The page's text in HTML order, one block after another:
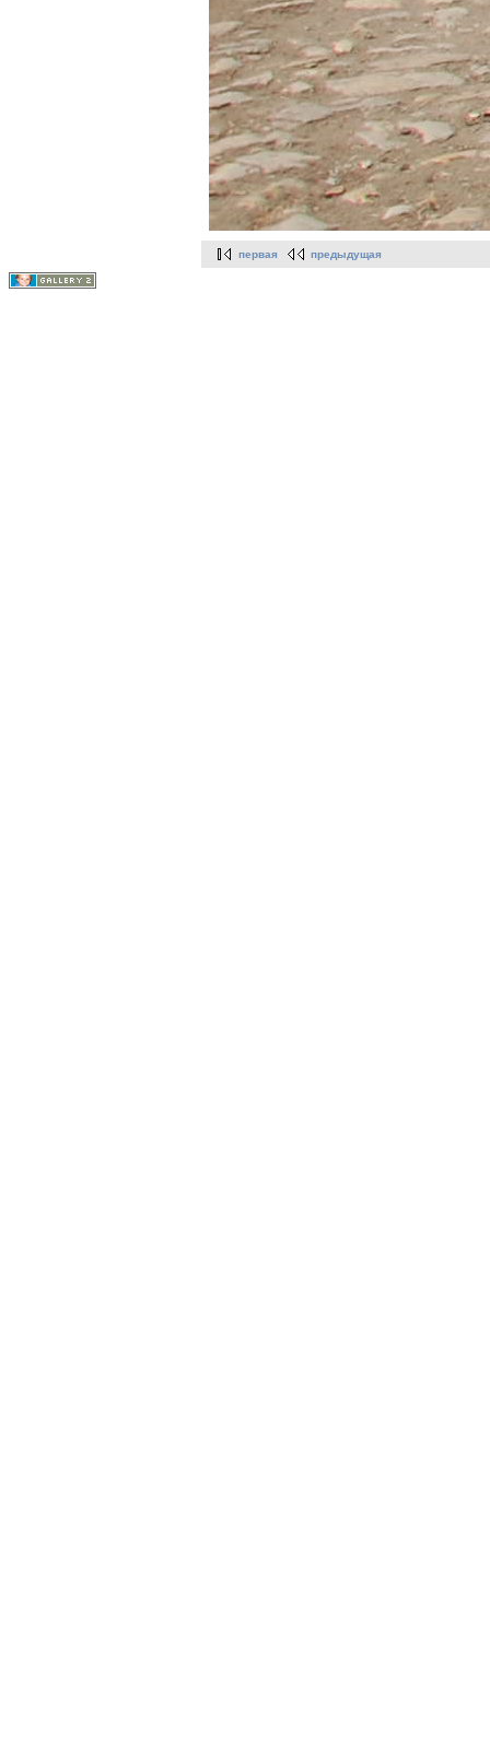
первая предыдущая